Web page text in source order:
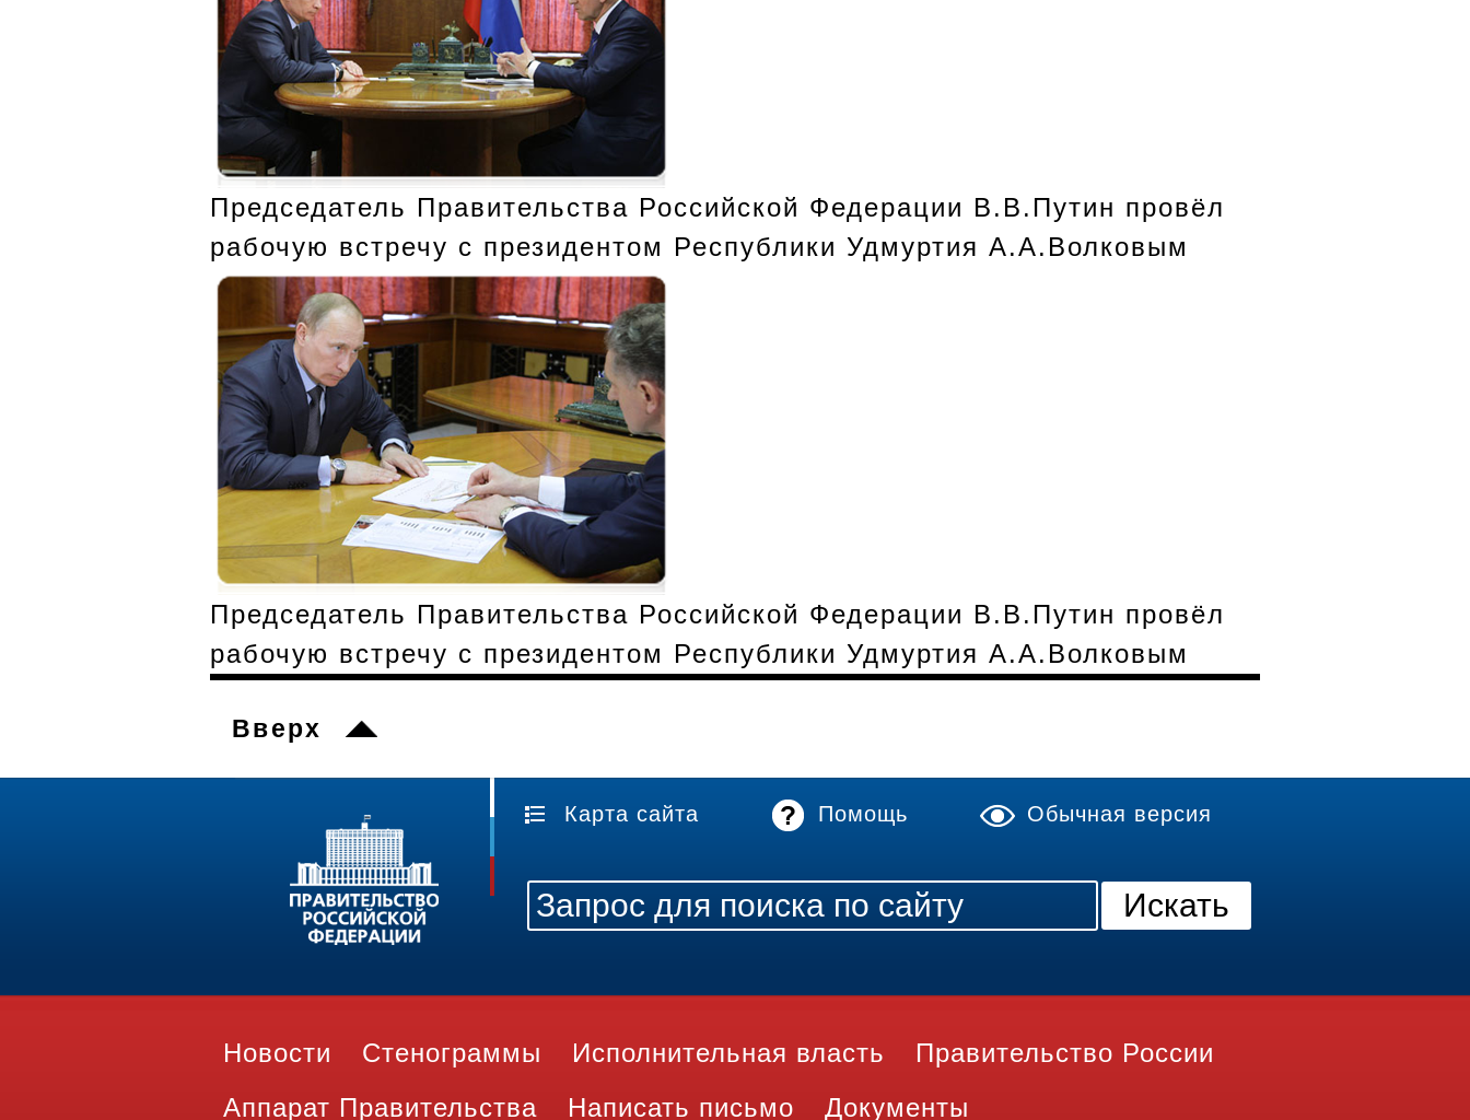
Председатель Правительства Российской Федерации В.В.Путин провёл
рабочую встречу с президентом Республики Удмуртия А.А.Волковым
Председатель Правительства Российской Федерации В.В.Путин провёл
рабочую встречу с президентом Республики Удмуртия А.А.Волковым
Вверх
Карта сайта Помощь Обычная версия
Новости Стенограммы Исполнительная власть
Правительство России
Аппарат Правительства
Написать письмо Документы